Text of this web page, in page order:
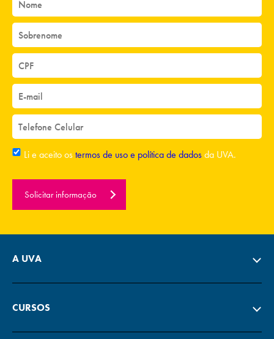
Li e aceito ostermos de uso e política de dadosda UVA.
Solicitar informação
A UVA
CURSOS